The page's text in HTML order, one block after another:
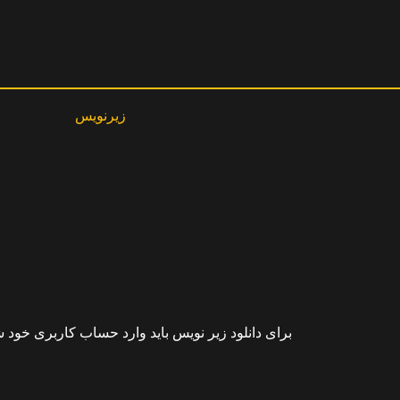
زیرنویس
برای دانلود زیر نویس باید وارد حساب کاربری خود